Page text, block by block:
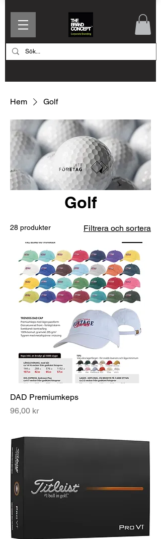
Hem Golf
Golf
28 produkter Filtrera och sortera
DAD Premiumkeps
Pris
96,00 kr